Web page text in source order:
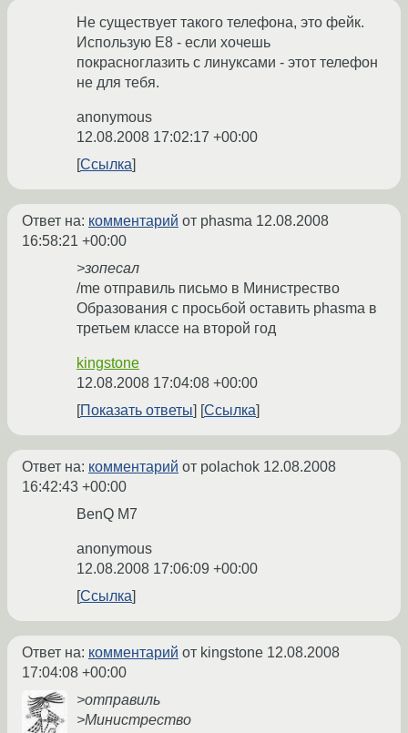
Не существует такого телефона, это фейк.
Использую Е8 - если хочешь
покрасноглазить с линуксами - этот телефон
не для тебя.
anonymous
12.08.2008 17:02:17 +00:00
Ссылка
Ответ на: комментарий от phasma 12.08.2008
16:58:21 +00:00
>зопесал
/me отправиль письмо в Министрество
Образования с просьбой оставить phasma в
третьем классе на второй год
kingstone
12.08.2008 17:04:08 +00:00
Показать ответы
Ссылка
Ответ на: комментарий от polachok 12.08.2008
16:42:43 +00:00
BenQ M7
anonymous
12.08.2008 17:06:09 +00:00
Ссылка
Ответ на: комментарий от kingstone 12.08.2008
17:04:08 +00:00
>отправиль
>Министрество